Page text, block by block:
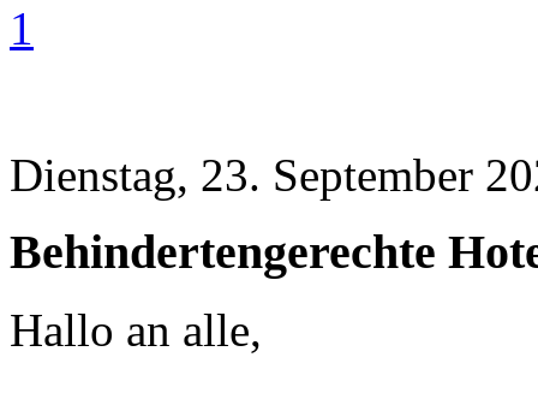
1
Dienstag, 23. September
Behindertengerechte
Hallo an alle,